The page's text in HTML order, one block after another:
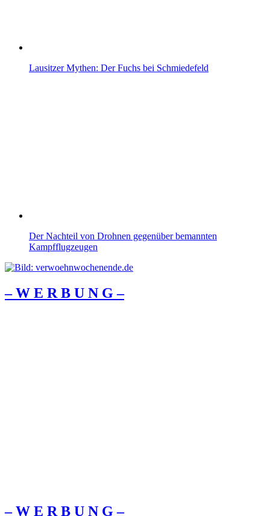
Lausitzer Mythen: Der Fuchs bei Schmiedefeld
Der Nachteil von Drohnen gegenüber bemannten
Kampfflugzeugen
– W Ε R Β U Ν G –
– W Ε R Β U Ν G –